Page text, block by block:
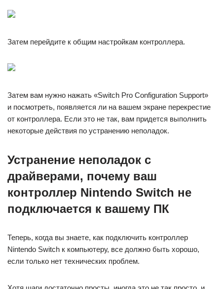
Затем перейдите к общим настройкам контроллера.
Затем вам нужно нажать «Switch Pro Configuration Support»
и посмотреть, появляется ли на вашем экране перекрестие
от контроллера. Если это не так, вам придется выполнить
некоторые действия по устранению неполадок.
Устранение неполадок с
драйверами, почему ваш
контроллер Nintendo Switch не
подключается к вашему ПК
Теперь, когда вы знаете, как подключить контроллер
Nintendo Switch к компьютеру, все должно быть хорошо,
если только нет технических проблем.